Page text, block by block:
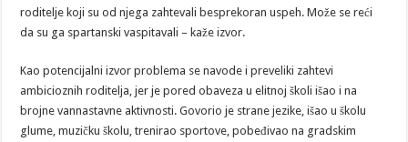
roditelje koji su od njega zahtevali besprekoran uspeh. Može se reći
da su ga spartanski vaspitavali – kaže izvor.
Kao potencijalni izvor problema se navode i preveliki zahtevi
ambicioznih roditelja, jer je pored obaveza u elitnoj školi išao i na
brojne vannastavne aktivnosti. Govorio je strane jezike, išao u školu
glume, muzičku školu, trenirao sportove, pobeđivao na gradskim